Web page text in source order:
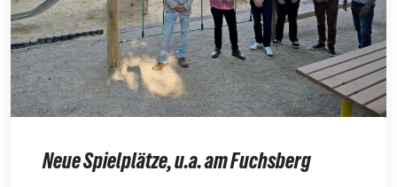
Neue Spielplätze, u.a. am Fuchsberg